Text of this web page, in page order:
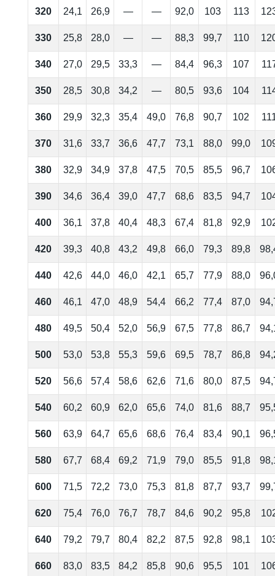
320 24,1 26,9 — — 92,0 103 113
330 25,8 28,0 — — 88,3 99,7 110
340 27,0 29,5 33,3 — 84,4 96,3 107
350 28,5 30,8 34,2 — 80,5 93,6 104
360 29,9 32,3 35,4 49,0 76,8 90,7 102
370 31,6 33,7 36,6 47,7 73,1 88,0 99,0
380 32,9 34,9 37,8 47,5 70,5 85,5 96,7
390 34,6 36,4 39,0 47,7 68,6 83,5 94,7
400 36,1 37,8 40,4 48,3 67,4 81,8 92,9
420 39,3 40,8 43,2 49,8 66,0 79,3 89,8
440 42,6 44,0 46,0 42,1 65,7 77,9 88,0
460 46,1 47,0 48,9 54,4 66,2 77,4 87,0
480 49,5 50,4 52,0 56,9 67,5 77,8 86,7
500 53,0 53,8 55,3 59,6 69,5 78,7 86,8
520 56,6 57,4 58,6 62,6 71,6 80,0 87,5
540 60,2 60,9 62,0 65,6 74,0 81,6 88,7
560 63,9 64,7 65,6 68,6 76,4 83,4 90,1
580 67,7 68,4 69,2 71,9 79,0 85,5 91,8
600 71,5 72,2 73,0 75,3 81,8 87,7 93,7
620 75,4 76,0 76,7 78,7 84,6 90,2 95,8
640 79,2 79,7 80,4 82,2 87,5 92,8 98,1
660 83,0 83,5 84,2 85,8 90,6 95,5 101